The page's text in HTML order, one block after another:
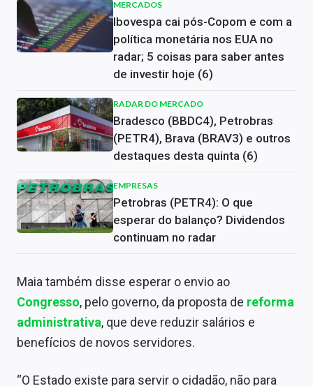
MERCADOS
Ibovespa cai pós-Copom e com a
política monetária nos EUA no
radar; 5 coisas para saber antes
de investir hoje (6)
RADAR DO MERCADO
Bradesco (BBDC4), Petrobras
(PETR4), Brava (BRAV3) e outros
destaques desta quinta (6)
EMPRESAS
Petrobras (PETR4): O que
esperar do balanço? Dividendos
continuam no radar
Maia também disse esperar o envio ao
Congresso, pelo governo, da proposta de reforma
administrativa, que deve reduzir salários e
benefícios de novos servidores.
“O Estado existe para servir o cidadão, não para